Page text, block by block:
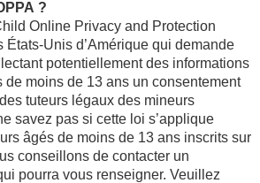
?
Online Privacy and Protection
États-Unis d’Amérique qui demande
potentiellement des informations
de moins de 13 ans un consentement
tuteurs légaux des mineurs
savez pas si cette loi s’applique
âgés de moins de 13 ans inscrits sur
conseillons de contacter un
pourra vous renseigner. Veuillez